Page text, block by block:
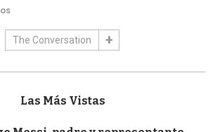
The Conversation
Las Más Vistas